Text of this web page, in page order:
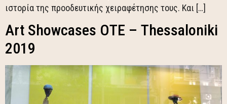
ιστορία της προοδευτικής χειραφέτησης τους. Και […]
Art Showcases ΟΤΕ – Thessaloniki
2019